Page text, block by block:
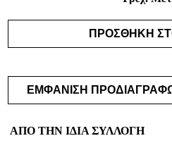
ΠΡΟΣΘΗΚΗ
ΕΜΦΑΝΙΣΗ
ΑΠΟ ΤΗΝ ΙΔΙΑ ΣΥΛΛΟΓΗ
ΠΑΙΔΙΚΟ
ΔΩΜΑΤΙΟ
ΥΦΑΣΜΑΤΑ
ΕΠΑΓΓΕΛΜΑΤΙΚΗΣ
ΧΡΗΣΗ